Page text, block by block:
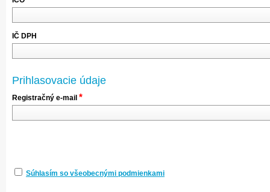
IČ DPH
Prihlasovacie údaje
Registračný e-mail *
Súhlasím so všeobecnými podmienkami